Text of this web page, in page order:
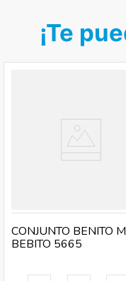
¡Te
CONJUNTO BENITO
BEBITO 5665